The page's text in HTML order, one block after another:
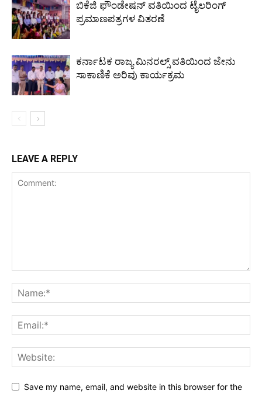
ಬಿಕೆಜಿ ಫೌಂಡೇಷನ್ ವತಿಯಿಂದ ಟೈಲರಿಂಗ್
ಪ್ರಮಾಣಪತ್ರಗಳ ವಿತರಣೆ
ಕರ್ನಾಟಕ ರಾಜ್ಯ ಮಿನರಲ್ಸ್ ವತಿಯಿಂದ ಜೇನು
ಸಾಕಾಣಿಕೆ ಅರಿವು ಕಾರ್ಯಕ್ರಮ
LEAVE A REPLY
Save my name, email, and website in this browser for the